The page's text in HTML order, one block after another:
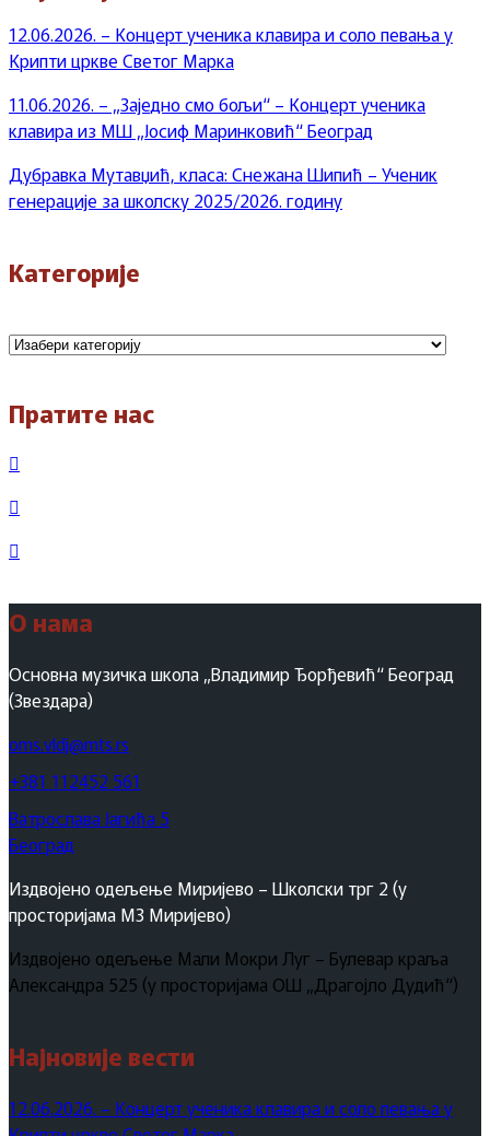
12.06.2026. – Концерт ученика клавира и соло певања у
Крипти цркве Светог Марка
11.06.2026. – „Заједно смо бољи“ – Концерт ученика
клавира из МШ „Јосиф Маринковић“ Београд
Дубравка Мутавџић, класа: Снежана Шипић – Ученик
генерације за школску 2025/2026. годину
Категорије
Категорије
Пратите нас
О нама
Основна музичка школа „Владимир Ђорђевић“ Београд
(Звездара)
oms.vldj@mts.rs
+381 112452 561
Ватрослава Јагића 5
Београд
Издвојено одељење Миријево – Школски трг 2 (у
просторијама МЗ Миријево)
Издвојено одељење Мали Мокри Луг – Булевар краља
Александра 525 (у просторијама ОШ „Драгојло Дудић“)
Најновије вести
12.06.2026. – Концерт ученика клавира и соло певања у